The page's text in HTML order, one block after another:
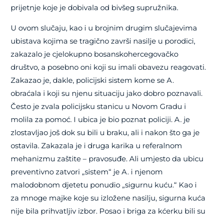
prijetnje koje je dobivala od bivšeg supružnika.
U ovom slučaju, kao i u brojnim drugim slučajevima
ubistava kojima se tragično završi nasilje u porodici,
zakazalo je cjelokupno bosanskohercegovačko
društvo, a posebno oni koji su imali obavezu reagovati.
Zakazao je, dakle, policijski sistem kome se A.
obraćala i koji su njenu situaciju jako dobro poznavali.
Često je zvala policijsku stanicu u Novom Gradu i
molila za pomoć. I ubica je bio poznat policiji. A. je
zlostavljao još dok su bili u braku, ali i nakon što ga je
ostavila. Zakazala je i druga karika u referalnom
mehanizmu zaštite – pravosuđe. Ali umjesto da ubicu
preventivno zatvori „sistem“ je A. i njenom
malodobnom djetetu ponudio „sigurnu kuću.“ Kao i
za mnoge majke koje su izložene nasilju, sigurna kuća
nije bila prihvatljiv izbor. Posao i briga za kćerku bili su